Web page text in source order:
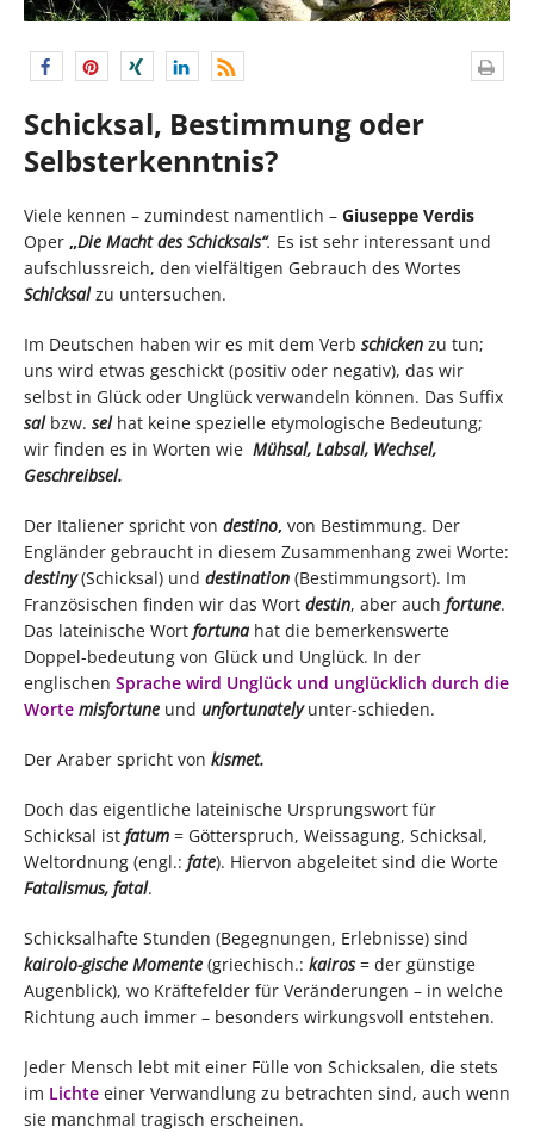
Schicksal, Bestimmung oder
Selbsterkenntnis?
Viele kennen – zumindest namentlich – Giuseppe Verdis
Oper „Die Macht des Schicksals“. Es ist sehr interessant und
aufschlussreich, den vielfältigen Gebrauch des Wortes
Schicksalzu untersuchen.
Im Deutschen haben wir es mit dem Verb schicken zu tun;
uns wird etwas geschickt (positiv oder negativ), das wir
selbst in Glück oder Unglück verwandeln können. Das Suffix
sal bzw. sel hat keine spezielle etymologische Bedeutung;
wir finden es in Worten wie Mühsal, Labsal, Wechsel,
Geschreibsel.
Der Italiener spricht von destino, von Bestimmung. Der
Engländer gebraucht in diesem Zusammenhang zwei Worte:
destiny (Schicksal) und destination (Bestimmungsort). Im
Französischen finden wir das Wort destin, aber auch fortune.
Das lateinische Wort fortuna hat die bemerkenswerte
Doppel-bedeutung von Glück und Unglück. In der
englischen Sprache wird Unglück und unglücklich durch die
Worte misfortune und unfortunatelyunter-schieden.
Der Araber spricht von kismet.
Doch das eigentliche lateinische Ursprungswort für
Schicksal ist fatum = Götterspruch, Weissagung, Schicksal,
Weltordnung (engl.: fate). Hiervon abgeleitet sind die Worte
Fatalismus, fatal.
Schicksalhafte Stunden (Begegnungen, Erlebnisse) sind
kairolo-gische Momente (griechisch.: kairos= der günstige
Augenblick), wo Kräftefelder für Veränderungen – in welche
Richtung auch immer – besonders wirkungsvoll entstehen.
Jeder Mensch lebt mit einer Fülle von Schicksalen, die stets
im Lichte einer Verwandlung zu betrachten sind, auch wenn
sie manchmal tragisch erscheinen.